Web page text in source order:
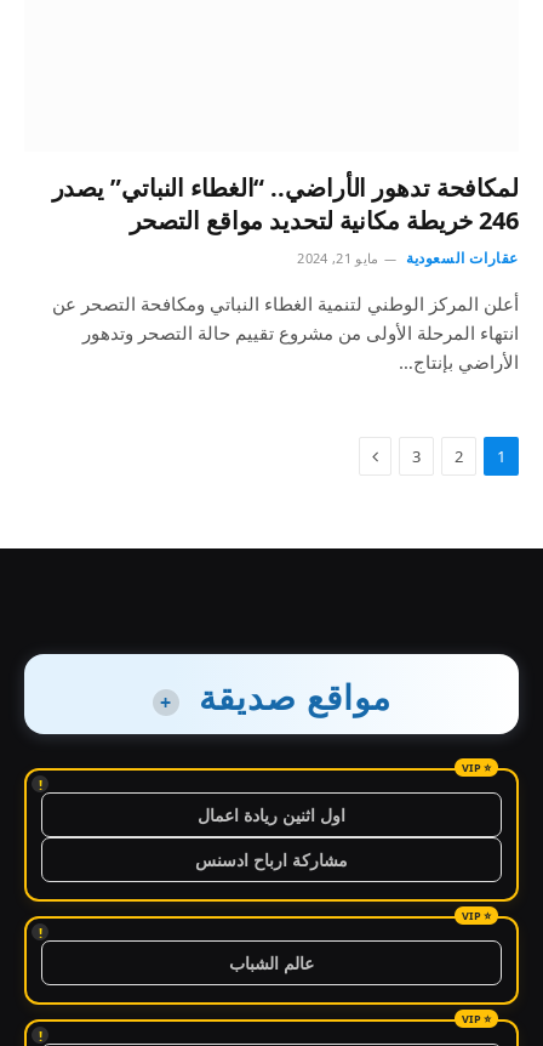
لمكافحة تدهور الأراضي.. “الغطاء النباتي” يصدر
246 خريطة مكانية لتحديد مواقع التصحر
عقارات السعودية مايو 21, 2024
أعلن المركز الوطني لتنمية الغطاء النباتي ومكافحة التصحر عن
انتهاء المرحلة الأولى من مشروع تقييم حالة التصحر وتدهور
الأراضي بإنتاج…
1
2
3
مواقع صديقة +
!
اول اثنين ريادة اعمال
مشاركة ارباح ادسنس
!
عالم الشباب
!